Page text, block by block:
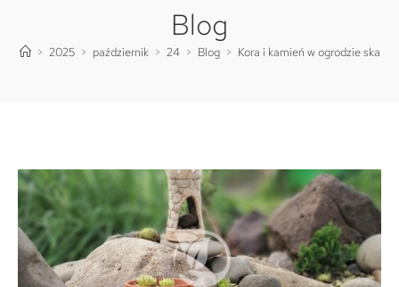
Blog
> 2025 > październik > 24 > Blog > Kora i kamień w ogrodzie